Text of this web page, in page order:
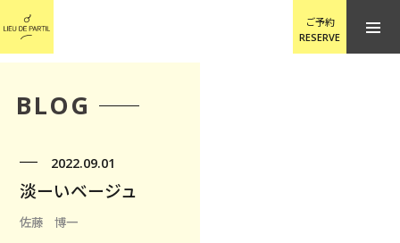
ご予約
RESERVE
BLOG
2022.09.01
淡ーいベージュ
佐藤 博一